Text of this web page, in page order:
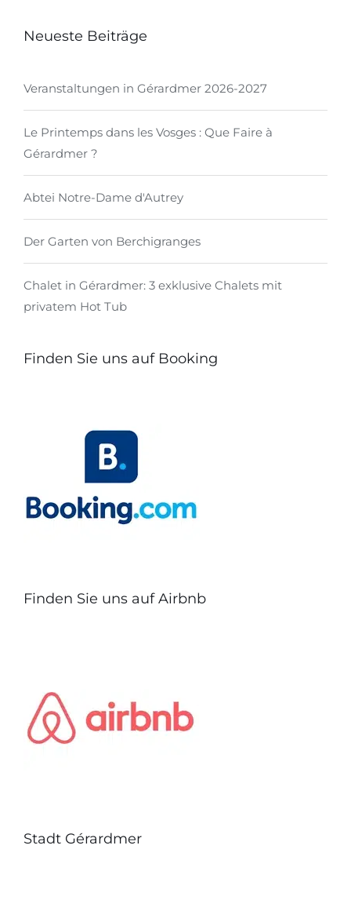
Neueste Beiträge
Veranstaltungen in Gérardmer 2026-2027
Le Printemps dans les Vosges : Que Faire à
Gérardmer ?
Abtei Notre-Dame d'Autrey
Der Garten von Berchigranges
Chalet in Gérardmer: 3 exklusive Chalets mit
privatem Hot Tub
Finden Sie uns auf Booking
Finden Sie uns auf Airbnb
Stadt Gérardmer